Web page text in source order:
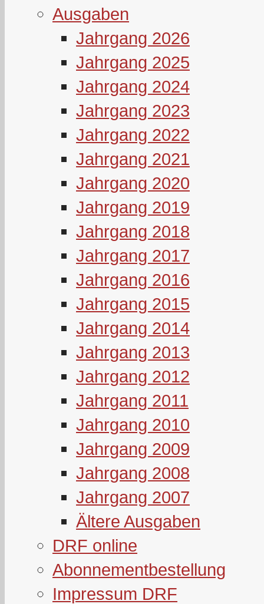
Ausgaben
Jahrgang 2026
Jahrgang 2025
Jahrgang 2024
Jahrgang 2023
Jahrgang 2022
Jahrgang 2021
Jahrgang 2020
Jahrgang 2019
Jahrgang 2018
Jahrgang 2017
Jahrgang 2016
Jahrgang 2015
Jahrgang 2014
Jahrgang 2013
Jahrgang 2012
Jahrgang 2011
Jahrgang 2010
Jahrgang 2009
Jahrgang 2008
Jahrgang 2007
Ältere Ausgaben
DRF online
Abonnementbestellung
Impressum DRF